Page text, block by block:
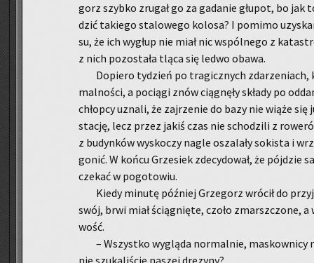
gorz szyb­ko zru­gał go za ga­da­nie głu­pot, bo jak
dzić ta­kie­go sta­lo­we­go ko­lo­sa? I po­mi­mo
su, że ich wy­głup nie miał nic wspól­ne­go z
z nich po­zo­sta­ła tląca się ledwo obawa.
Do­pie­ro ty­dzień po tra­gicz­nych zda­rze­niach,
mal­no­ści, a po­cią­gi znów cią­gnę­ły skła­dy po
chłop­cy uzna­li, że zaj­rze­nie do bazy nie wiąże
sta­cję, lecz przez jakiś czas nie scho­dzi­li z
z bu­dyn­ków wy­sko­czy nagle osza­la­ły so­ki­sta i
gonić. W końcu Grze­siek zde­cy­do­wał, że pój­dzie
cze­kać w po­go­to­wiu.
Kiedy mi­nu­tę póź­niej Grze­gorz wró­cił do
swój, brwi miał ścią­gnię­te, czoło zmarsz­czo­ne,
wość.
– Wszyst­ko wy­glą­da nor­mal­nie, ma­skow­ni­cy
nie szu­ka­li­ście na­szej dre­zy­ny?